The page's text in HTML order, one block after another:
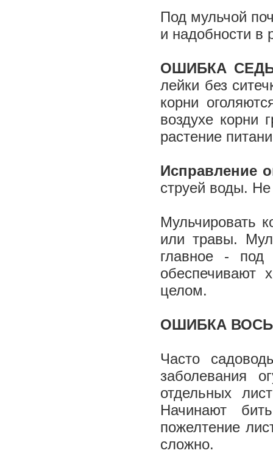
Под мульчой
и надобности в
ОШИБКА
лейки без
корни
воздухе корни
растение
Исправление
струей воды.
Мульчировать
или травы.
главное - под
обеспечивают
целом.
ОШИБКА
Часто
заболевания
отдельных
Начинают
пожелтение
сложно.